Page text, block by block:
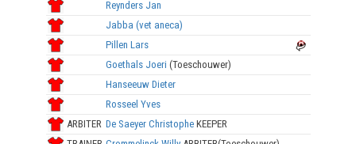
Reynders Jan
Jabba (vet aneca)
Pillen Lars
Goethals Joeri (Toeschouwer)
Hanseeuw Dieter
Rosseel Yves
ARBITER De Saeyer ChristopheKEEPER